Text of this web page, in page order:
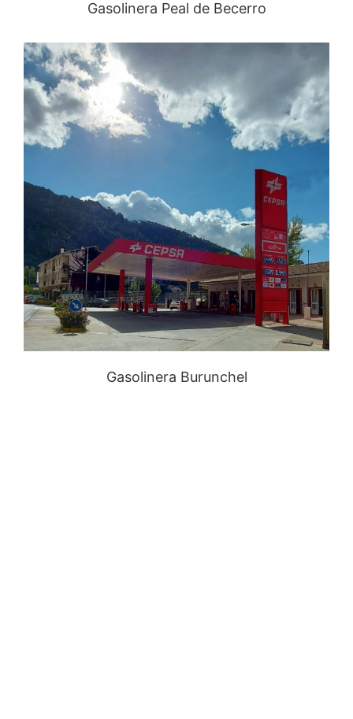
Gasolinera Peal de Becerro
Gasolinera Burunchel